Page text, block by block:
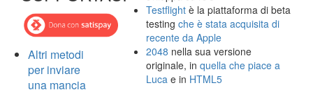
Altri metodi
per inviare
una mancia
Testflight è la piattaforma di beta
testingche è stata acquisita di
recente da Apple
2048 nella sua versione
originale, inquella che piace a
Luca e in HTML5